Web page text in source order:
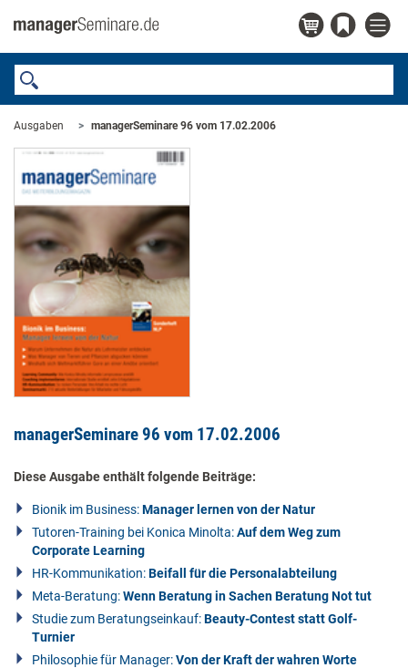
Ausgaben managerSeminare 96 vom 17.02.2006
managerSeminare 96 vom 17.02.2006
Diese Ausgabe enthält folgende Beiträge:
Bionik im Business:Manager lernen von der Natur
Tutoren-Training bei Konica Minolta:Auf dem Weg zum
Corporate Learning
HR-Kommunikation:Beifall für die Personalabteilung
Meta-Beratung:Wenn Beratung in Sachen Beratung Not tut
Studie zum Beratungseinkauf:Beauty-Contest statt Golf-
Turnier
Philosophie für Manager:Von der Kraft der wahren Worte